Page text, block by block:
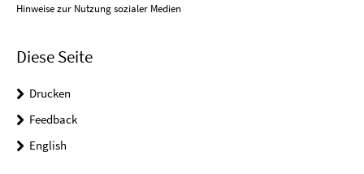
Hinweise zur Nutzung sozialer Medien
Diese Seite
Drucken
Feedback
English